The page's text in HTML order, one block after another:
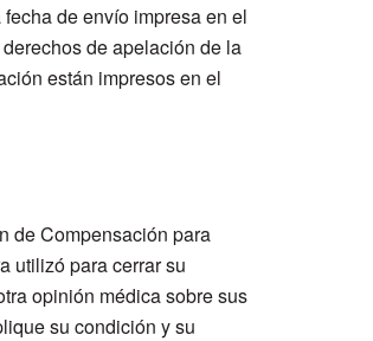
de envío impresa en el
de apelación de la
están impresos en el
de Compensación para
utilizó para cerrar su
opinión médica sobre sus
su condición y su